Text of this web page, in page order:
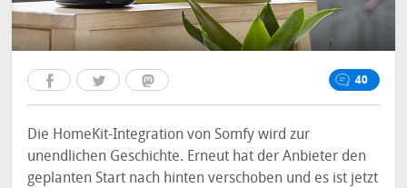
40
Die HomeKit-Integration von Somfy wird zur
unendlichen Geschichte. Erneut hat der Anbieter den
geplanten Start nach hinten verschoben und es ist jetzt